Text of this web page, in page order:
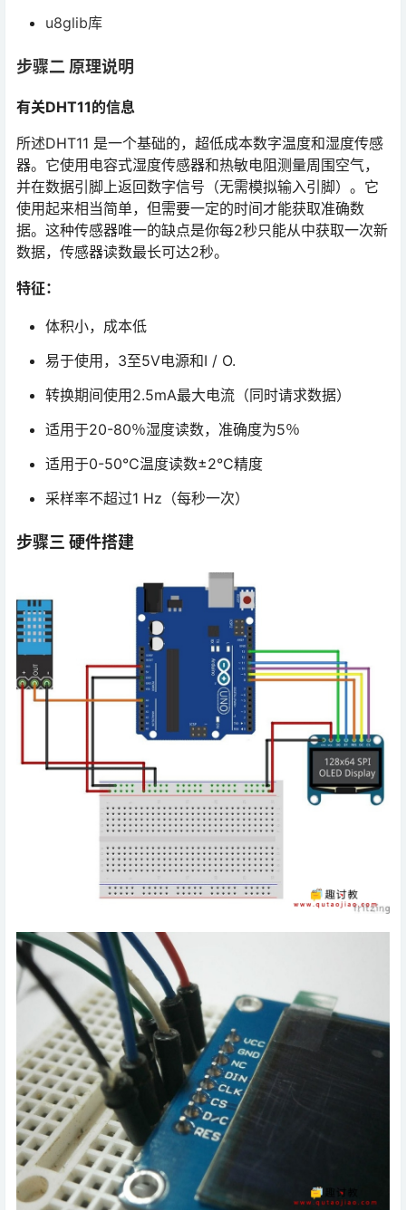
u8glib库
步骤二 原理说明
有关DHT11的信息
所述DHT11 是一个基础的，超低成本数字温度和湿度传感
器。它使用电容式湿度传感器和热敏电阻测量周围空气，
并在数据引脚上返回数字信号（无需模拟输入引脚）。它
使用起来相当简单，但需要一定的时间才能获取准确数
据。这种传感器唯一的缺点是你每2秒只能从中获取一次新
数据，传感器读数最长可达2秒。
特征：
体积小，成本低
易于使用，3至5V电源和I / O.
转换期间使用2.5mA最大电流（同时请求数据）
适用于20-80％湿度读数，准确度为5％
适用于0-50°C温度读数±2°C精度
采样率不超过1 Hz（每秒一次）
步骤三 硬件搭建